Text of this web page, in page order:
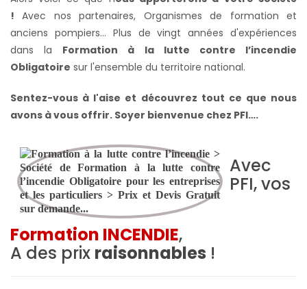
! Avec nos partenaires, Organismes de formation et
anciens pompiers... Plus de vingt années d'expériences
dans la Formation à la lutte contre l’incendie
Obligatoire sur l'ensemble du territoire national.
Sentez-vous à l'aise et découvrez tout ce que nous
avons à vous offrir. Soyer bienvenue chez PFI….
Avec
PFI, vos
Formation INCENDIE,
A des prix raisonnables !